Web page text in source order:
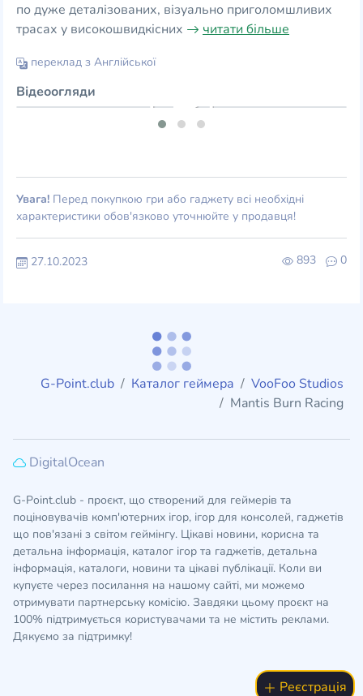
по дуже деталізованих, візуально приголомшливих
трасах у високошвидкісних
читати більше
переклад з Англійської
Відеоогляди
Увага! Перед покупкою гри або гаджету всі необхідні
характеристики обов'язково уточнюйте у продавця!
893 0
27.10.2023
G-Point.club Каталог геймера
VooFoo Studios
Mantis Burn Racing
DigitalOcean
G-Point.club - проєкт, що створений для геймерів та
поціновувачів комп'ютерних ігор, ігор для консолей, гаджетів
що пов'язані з світом геймінгу. Цікаві новини, корисна та
детальна інформація, каталог ігор та гаджетів, детальна
інформація, каталоги, новини та цікаві публікації. Коли ви
купуєте через посилання на нашому сайті, ми можемо
отримувати партнерську комісію. Завдяки цьому проєкт на
100% підтримується користувачами та не містить реклами.
Дякуємо за підтримку!
Реєстрація